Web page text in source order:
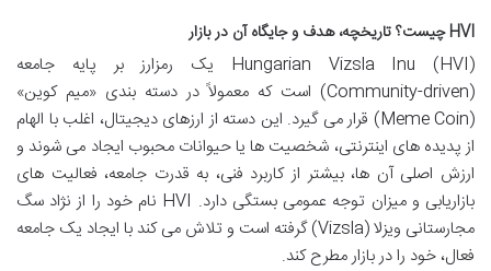
HVI چیست؟ تاریخچه، هدف و جایگاه آن در بازار
Hungarian Vizsla Inu (HVI) یک رمزارز بر پایه جامعه
(Community-driven) است که معمولاً در دسته بندی «میم کوین»
(Meme Coin) قرار می گیرد. این دسته از ارزهای دیجیتال، اغلب با الهام
از پدیده های اینترنتی، شخصیت ها یا حیوانات محبوب ایجاد می شوند و
ارزش اصلی آن ها، بیشتر از کاربرد فنی، به قدرت جامعه، فعالیت های
بازاریابی و میزان توجه عمومی بستگی دارد. HVI نام خود را از نژاد سگ
مجارستانی ویزلا (Vizsla) گرفته است و تلاش می کند با ایجاد یک جامعه
فعال، خود را در بازار مطرح کند.